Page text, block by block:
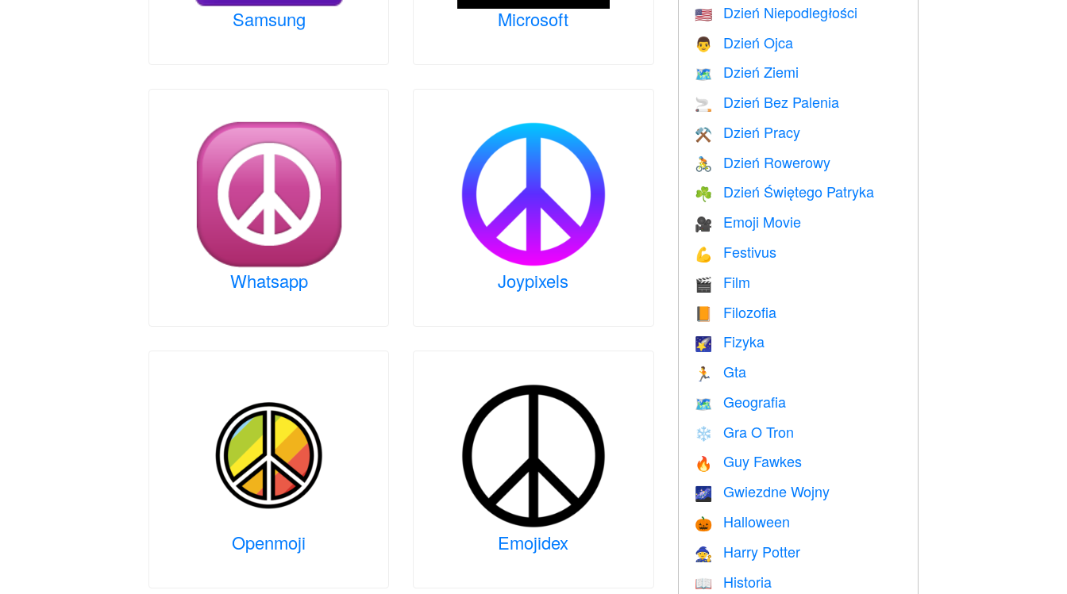
Samsung Microsoft
Whatsapp Joypixels
Openmoji Emojidex
🇺🇸 Dzień Niepodległości
👨 Dzień Ojca
🗺️ Dzień Ziemi
🚬 Dzień Bez Palenia
⚒️ Dzień Pracy
🚴 Dzień Rowerowy
☘️ Dzień Świętego Patryka
🎥 Emoji Movie
💪 Festivus
🎬 Film
Filozofia
🌠 Fizyka
🏃 Gta
🗺 Geografia
❄️ Gra O Tron
🔥 Guy Fawkes
🌌 Gwiezdne Wojny
🎃 Halloween
🧙 Harry Potter
📖 Historia